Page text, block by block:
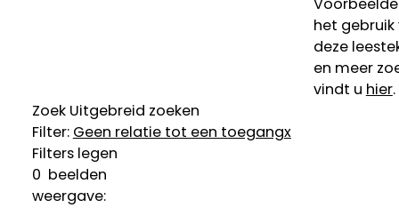
het gebruik
deze
en meer
vindt u hier.
Zoek Uitgebreid zoeken
Filter: Geen relatie tot een toegangx
Filters legen
0 beelden
weergave: